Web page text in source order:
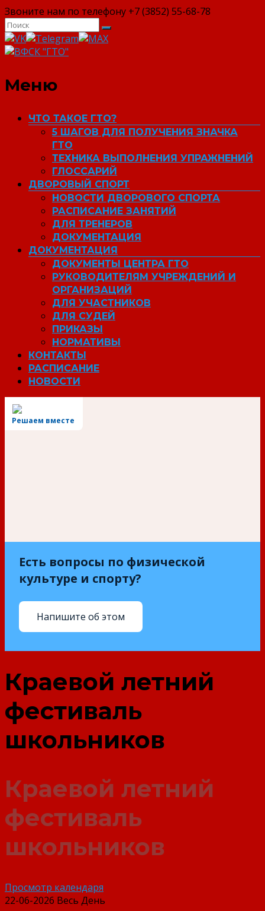
Звоните нам по телефону +7 (3852) 55-68-78
ВФСК "ГТО"
Меню
ЧТО ТАКОЕ ГТО?
5 ШАГОВ ДЛЯ ПОЛУЧЕНИЯ ЗНАЧКА
ГТО
ТЕХНИКА ВЫПОЛНЕНИЯ УПРАЖНЕНИЙ
ГЛОССАРИЙ
ДВОРОВЫЙ СПОРТ
НОВОСТИ ДВОРОВОГО СПОРТА
РАСПИСАНИЕ ЗАНЯТИЙ
ДЛЯ ТРЕНЕРОВ
ДОКУМЕНТАЦИЯ
ДОКУМЕНТАЦИЯ
ДОКУМЕНТЫ ЦЕНТРА ГТО
РУКОВОДИТЕЛЯМ УЧРЕЖДЕНИЙ И
ОРГАНИЗАЦИЙ
ДЛЯ УЧАСТНИКОВ
ДЛЯ СУДЕЙ
ПРИКАЗЫ
НОРМАТИВЫ
КОНТАКТЫ
РАСПИСАНИЕ
НОВОСТИ
Решаем вместе
Есть вопросы по физической
культуре и спорту?
Напишите об этом
Краевой летний
фестиваль
школьников
Краевой летний
фестиваль
школьников
Просмотр календаря
22-06-2026 Весь День